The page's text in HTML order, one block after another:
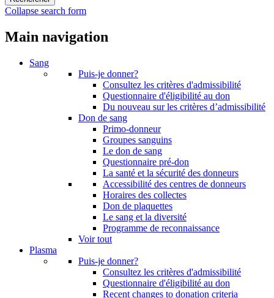
Collapse search form
Main navigation
Sang
Puis-je donner?
Consultez les critères d'admissibilité
Questionnaire d'éligibilité au don
Du nouveau sur les critères d’admissibilité
Don de sang
Primo-donneur
Groupes sanguins
Le don de sang
Questionnaire pré-don
La santé et la sécurité des donneurs
Accessibilité des centres de donneurs
Horaires des collectes
Don de plaquettes
Le sang et la diversité
Programme de reconnaissance
Voir tout
Plasma
Puis-je donner?
Consultez les critères d'admissibilité
Questionnaire d'éligibilité au don
Recent changes to donation criteria